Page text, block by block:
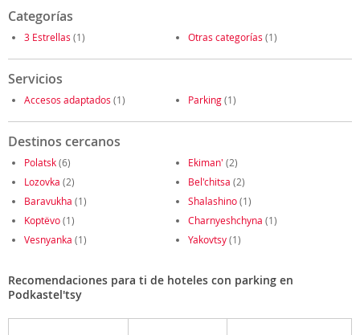
Categorías
3 Estrellas (1) Otras categorías (1)
Servicios
Accesos adaptados (1) Parking(1)
Destinos cercanos
Polatsk(6) Ekiman' (2)
Lozovka (2) Bel'chitsa (2)
Baravukha (1) Shalashino(1)
Koptëvo(1) Charnyeshchyna (1)
Vesnyanka (1) Yakovtsy(1)
Recomendaciones para ti de hoteles con parking en
Podkastel'tsy